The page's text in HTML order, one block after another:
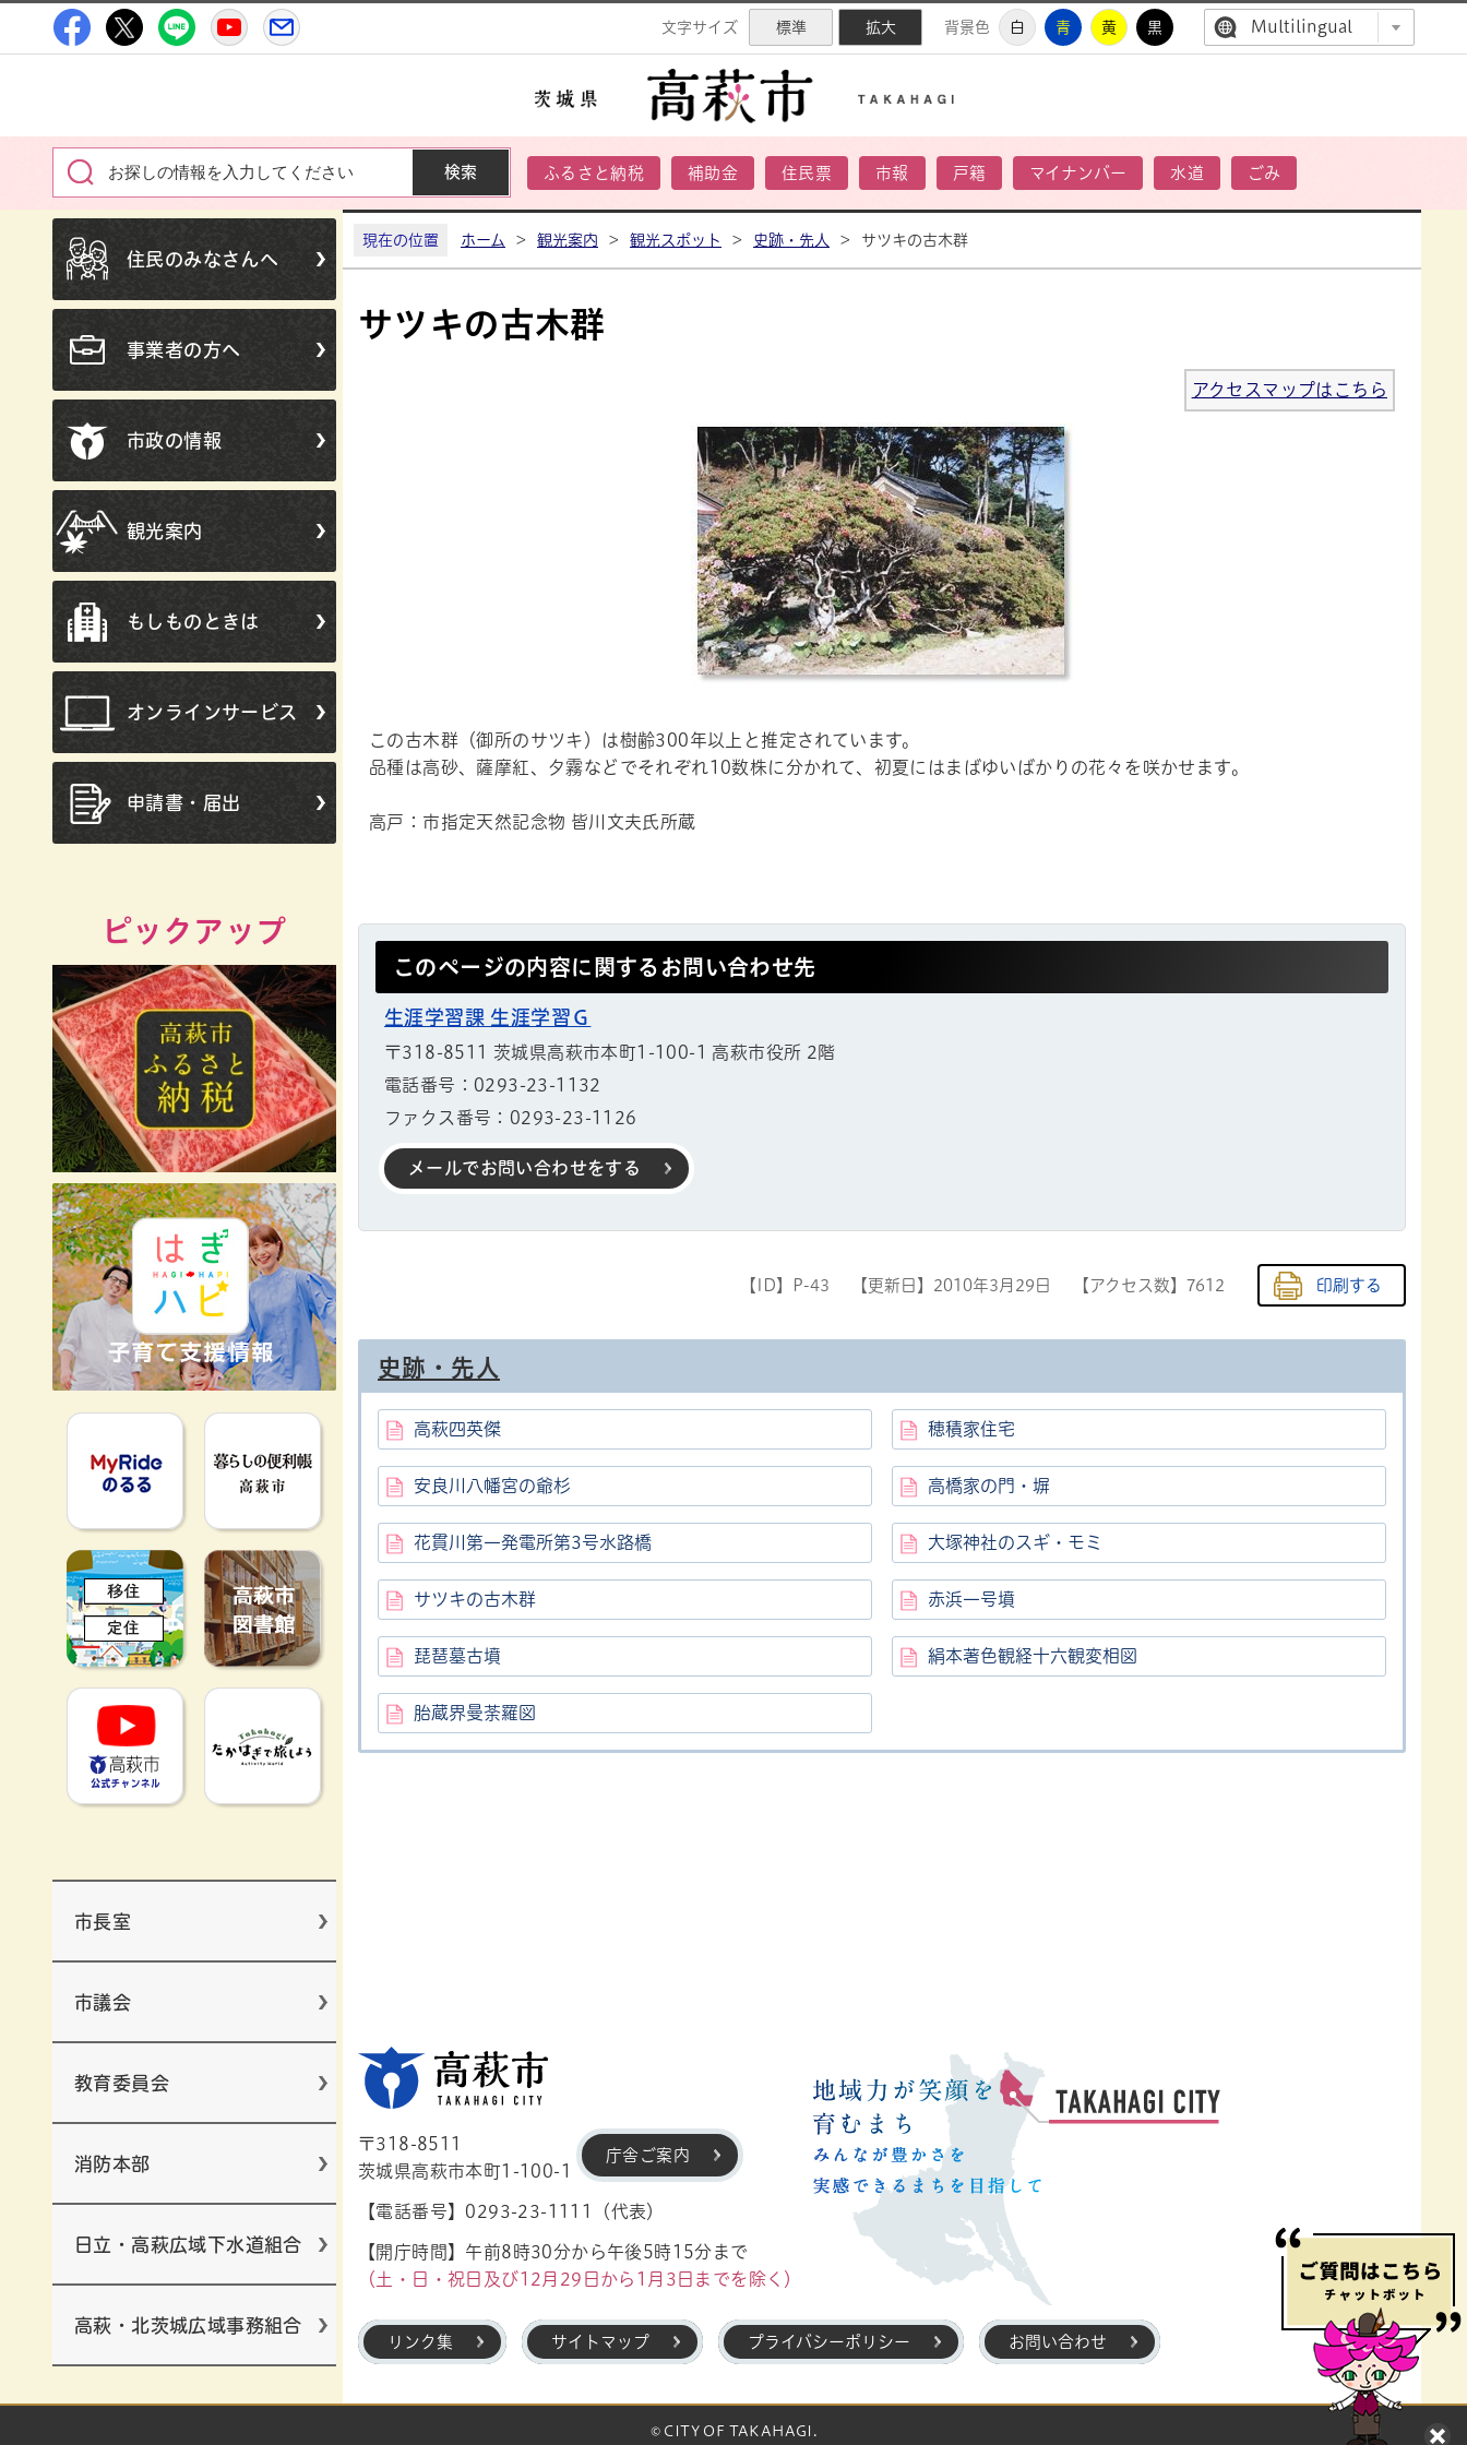
高萩市公式Facebook
高萩市公式X高萩市公式LINE
高萩市YouTube公式チャンネル 文字サイズ 標準 拡大 背景色 白 青 黄 黒 Multilingual
ふるさと納税 補助金 住民票 市報 戸籍 マイナンバー 水道 ごみ
住民のみなさんへ
事業者の方へ
市政の情報
観光案内
もしものときは
オンラインサービス
申請書・届出
ピックアップ
MyRideのるる 暮らしの便利帳
移住定住 高萩市図書館
高萩市YouTube公式チャンネル
たかはぎで旅しよう
市長室
市議会
教育委員会
消防本部
日立・高萩広域下水道組合
高萩・北茨城広域事務組合
現在の位置 ホーム > 観光案内 > 観光スポット > 史跡・先人 > サツキの古木群
サツキの古木群
アクセスマップはこちら
この古木群（御所のサツキ）は樹齢300年以上と推定されています。
品種は高砂、薩摩紅、夕霧などでそれぞれ10数株に分かれて、初夏にはまばゆいばかりの花々を咲かせます。
高戸：市指定天然記念物 皆川文夫氏所蔵
このページの内容に関するお問い合わせ先
生涯学習課 生涯学習Ｇ
〒318-8511 茨城県高萩市本町1-100-1 高萩市役所 2階
電話番号：0293-23-1132
ファクス番号：0293-23-1126
メールでお問い合わせをする
【ID】 P-43 【更新日】 2010年3月29日 【アクセス数】 7612 印刷する
史跡・先人
高萩四英傑 穂積家住宅
安良川八幡宮の爺杉 高橋家の門・塀
花貫川第一発電所第3号水路橋 大塚神社のスギ・モミ
サツキの古木群 赤浜一号墳
琵琶墓古墳 絹本著色観経十六観変相図
胎蔵界曼荼羅図
〒318-8511
茨城県高萩市本町1-100-1
【電話番号】0293-23-1111（代表）
【開庁時間】午前8時30分から午後5時15分まで
（土・日・祝日及び12月29日から1月3日までを除く）
庁舎ご案内
リンク集 サイトマップ プライバシーポリシー お問い合わせ
© CITY OF TAKAHAGI.